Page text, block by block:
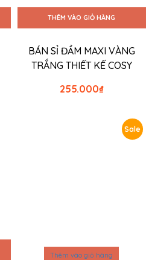
THÊM VÀO GIỎ HÀNG
BÁN SỈ ĐẦM MAXI VÀNG
TRẮNG THIẾT KẾ COSY
₫
255.000
Sale
Thêm vào giỏ hàng